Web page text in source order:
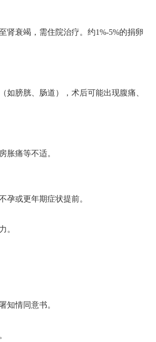
肾衰竭，需住院治疗。约1%-5%的捐卵
膀胱、肠道），术后可能出现腹痛、
胀痛等不适‌。
孕或更年期症状提前‌。
。
知情同意书‌。